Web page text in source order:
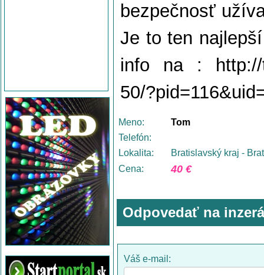
bezpečnosť
Je to ten
info na : http://
50/
Meno:
Tom
Telefón:
Lokalita:
Bratislavský kraj -
Cena:
40 €
Odpovedať na
Váš e-mail: